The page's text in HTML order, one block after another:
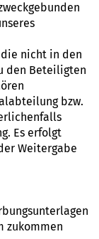
nicht in den
den Beteiligten
bzw.
Es erfolgt
Weitergabe
zukommen